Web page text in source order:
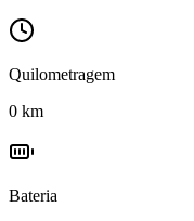
Quilometragem
0 km
Bateria